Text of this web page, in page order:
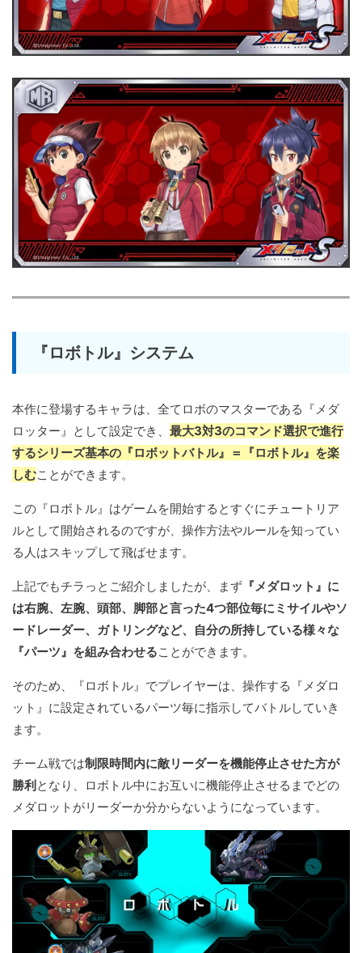
『ロボトル』システム
本作に登場するキャラは、全てロボのマスターである『メダ
ロッター』として設定でき、 最大3対3のコマンド選択で進行
するシリーズ基本の『ロボットバトル』＝『ロボトル』を楽
しむことができます。
この『ロボトル』はゲームを開始するとすぐにチュートリア
ルとして開始されるのですが、操作方法やルールを知ってい
る人はスキップして飛ばせます。
上記でもチラっとご紹介しましたが、まず 『メダロット』に
は右腕、左腕、頭部、脚部と言った4つ部位毎にミサイルやソ
ードレーダー、ガトリングなど、自分の所持している様々な
『パーツ』を組み合わせることができます。
そのため、『ロボトル』でプレイヤーは、操作する『メダロ
ット』に設定されているパーツ毎に指示してバトルしていき
ます。
チーム戦では制限時間内に敵リーダーを機能停止させた方が
勝利 となり、ロボトル中にお互いに機能停止させるまでどの
メダロットがリーダーか分からないようになっています。